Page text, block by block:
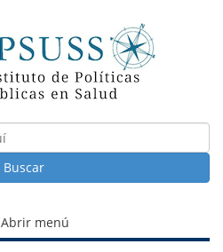
Buscar
Abrir menú